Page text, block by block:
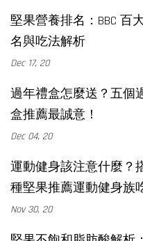
堅果營養排名：BBC 百
名與吃法解析
Dec 17, 20
過年禮盒怎麼送？五個
盒推薦最誠意！
Dec 04, 20
運動健身該注意什麼？
種堅果推薦運動健身族
Nov 30, 20